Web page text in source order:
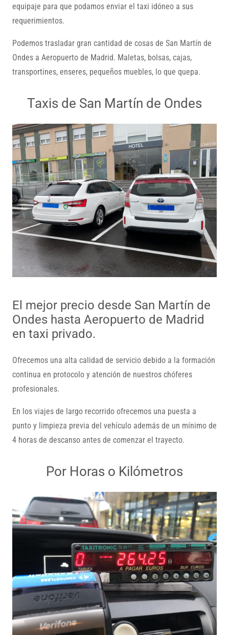
equipaje para que podamos enviar el taxi idóneo a sus
requerimientos.
Podemos trasladar gran cantidad de cosas de San Martín de
Ondes a Aeropuerto de Madrid. Maletas, bolsas, cajas,
transportines, enseres, pequeños muebles, lo que quepa.
Taxis de San Martín de Ondes
El mejor precio desde San Martín de
Ondes hasta Aeropuerto de Madrid
en taxi privado.
Ofrecemos una alta calidad de servicio debido a la formación
continua en protocolo y atención de nuestros chóferes
profesionales.
En los viajes de largo recorrido ofrecemos una puesta a
punto y limpieza previa del vehículo además de un mínimo de
4 horas de descanso antes de comenzar el trayecto.
Por Horas o Kilómetros